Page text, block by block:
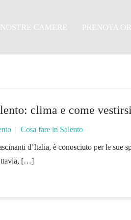
CAMERE PRENOTA
clima e come vestirsi
| Cosa fare in Salento
d’Italia, è conosciuto per le sue
[…]